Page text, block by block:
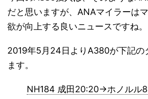
だと思いますが、ANAマイラーは
欲が向上する良いニュースですね。
2019年5月24日よりA380が下記の
ます。
NH184 成田20:20→ホノルル